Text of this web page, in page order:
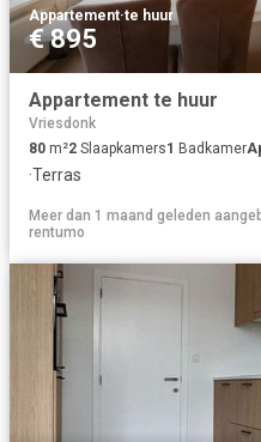
Appartement·te huur
€ 895
Appartement te huur
Vriesdonk
80 m²2 Slaapkamers1 Badkamer
·Terras
Meer dan 1 maand geleden
rentumo